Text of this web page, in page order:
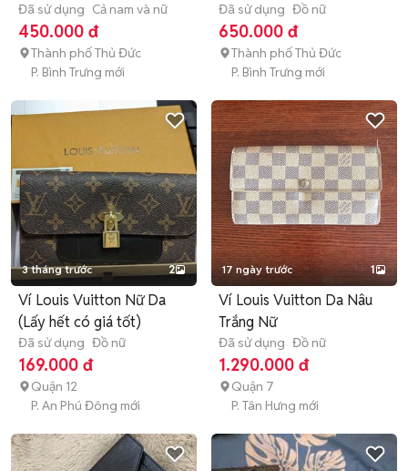
dụng
Đã sử dụng Cả nam và nữ
450.000 đ
Thành phố Thủ Đức
P. Bình Trưng mới
Đã sử dụng Đồ nữ
650.000 đ
Thành phố Thủ Đức
P. Bình Trưng mới
3 tháng trước 2
Ví Louis Vuitton Nữ Da
(Lấy hết có giá tốt)
Đã sử dụng Đồ nữ
169.000 đ
Quận 12
P. An Phú Đông mới
17 ngày trước 1
Ví Louis Vuitton Da Nâu
Trắng Nữ
Đã sử dụng Đồ nữ
1.290.000 đ
Quận 7
P. Tân Hưng mới